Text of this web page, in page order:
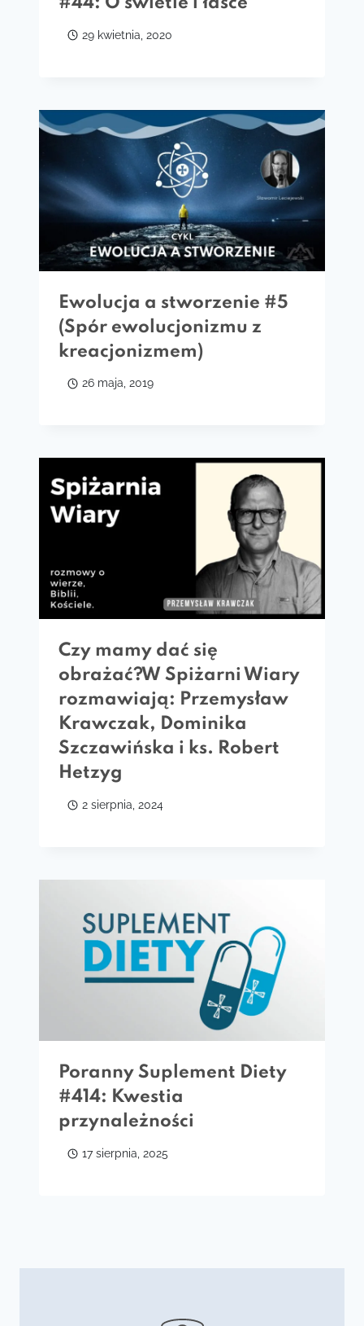
29 kwietnia, 2020
Ewolucja a stworzenie #5
(Spór ewolucjonizmu z
kreacjonizmem)
26 maja, 2019
Czy mamy dać się
obrażać?W Spiżarni Wiary
rozmawiają: Przemysław
Krawczak, Dominika
Szczawińska i ks. Robert
Hetzyg
2 sierpnia, 2024
Poranny Suplement Diety
#414: Kwestia
przynależności
17 sierpnia, 2025